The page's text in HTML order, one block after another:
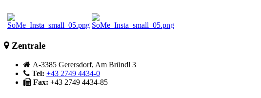
Zentrale
A-3385 Gerersdorf, Am Bründl 3
Tel: +43 2749 4434-0
Fax: +43 2749 4434-85